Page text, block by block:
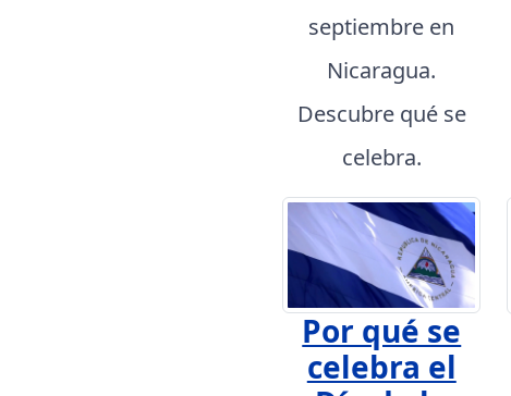
septiembre en
Nicaragua.
Descubre qué se
celebra.
Por qué se
celebra el